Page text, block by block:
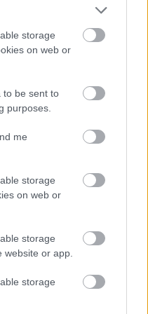
storage
on web or
to be sent to
purposes.
me
storage
on web or
storage
website or app.
storage